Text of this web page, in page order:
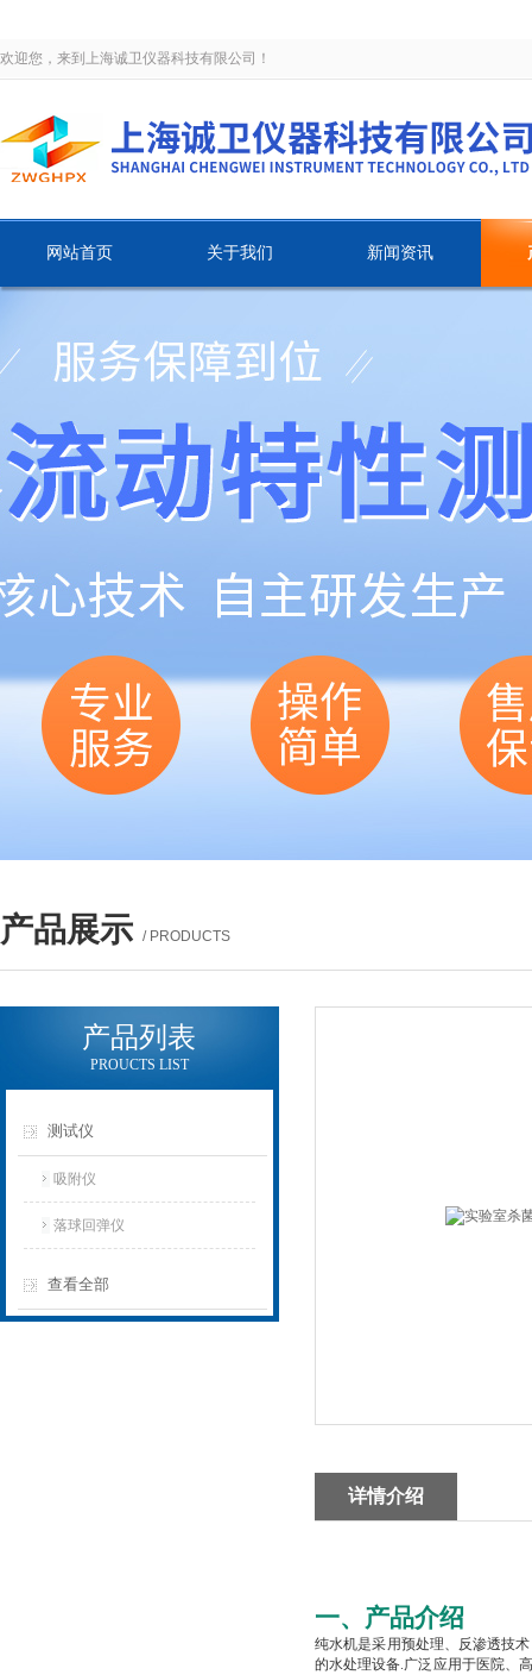
欢迎您，来到上海诚卫仪器科技有限公司！
网站首页 关于我们 新闻资讯
产品展示 / PRODUCTS
产品列表
PROUCTS LIST
测试仪
吸附仪
落球回弹仪
查看全部
详情介绍
一、产品介绍
纯水机是采用预处理、反渗透技
的水处理设备.广泛应用于医院、